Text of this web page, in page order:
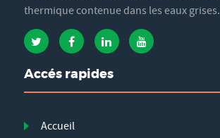
thermique contenue dans les eaux grises.
Accés rapides
Accueil